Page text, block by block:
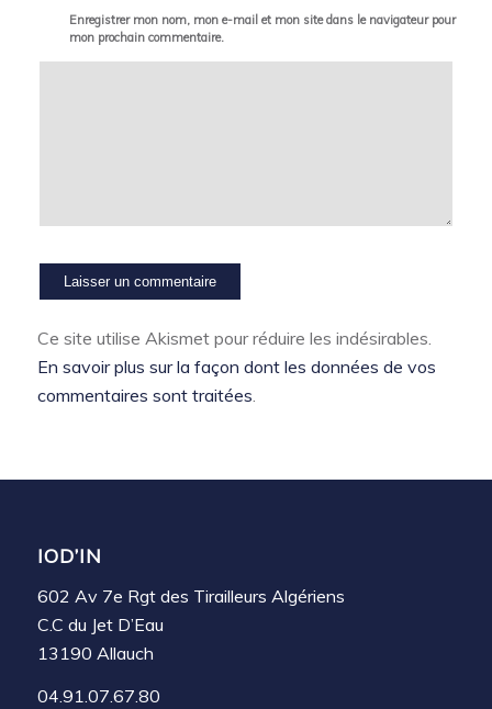
Enregistrer mon nom, mon e-mail et mon site dans le navigateur pour
mon prochain commentaire.
Ce site utilise Akismet pour réduire les indésirables.
En savoir plus sur la façon dont les données de vos
commentaires sont traitées.
IOD’IN
602 Av 7e Rgt des Tirailleurs Algériens
C.C du Jet D’Eau
13190 Allauch
04.91.07.67.80